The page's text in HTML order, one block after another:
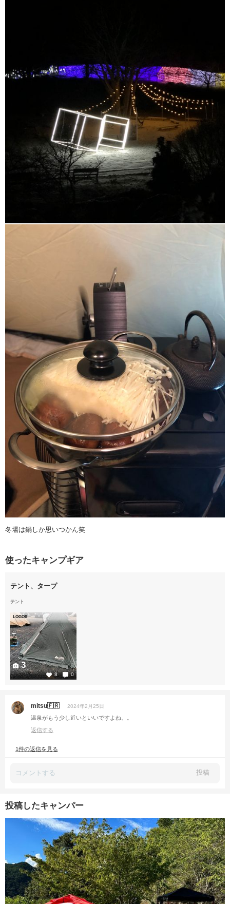
冬場は鍋しか思いつかん笑
使ったキャンプギア
テント、タープ
テント
LOGOS
8 0
3
mitsu🇫🇷 2024年2月25日
温泉がもう少し近いといいですよね。。
返信する
1件の返信を見る
投稿
投稿したキャンパー